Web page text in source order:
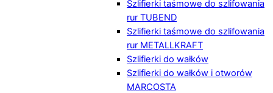
Szlifierki taśmowe do szlifowania
rur TUBEND
Szlifierki taśmowe do szlifowania
rur METALLKRAFT
Szlifierki do wałków
Szlifierki do wałków i otworów
MARCOSTA